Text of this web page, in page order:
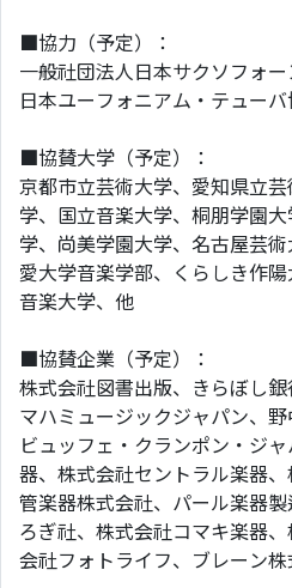
■協力（予定）：
一般社団法人日本サクソフォー
日本ユーフォニアム・テュー
■協賛大学（予定）：
京都市立芸術大学、愛知県立
学、国立音楽大学、桐朋学園
学、尚美学園大学、名古屋芸
愛大学音楽学部、くらしき作
音楽大学、他
■協賛企業（予定）：
株式会社図書出版、きらぼし
マハミュージックジャパン、
ビュッフェ・クランポン・ジ
器、株式会社セントラル楽器
管楽器株式会社、パール楽器
ろぎ社、株式会社コマキ楽器
会社フォトライフ、ブレーン